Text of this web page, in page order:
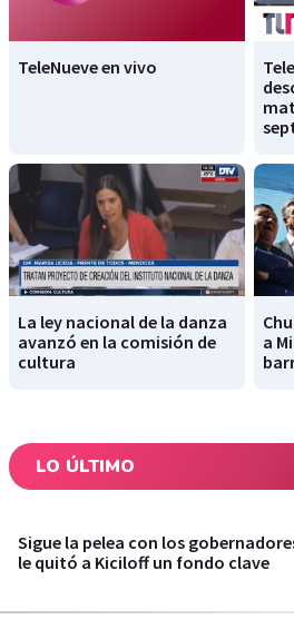
TeleNueve en vivo
La ley nacional de la danza
avanzó en la comisión de
cultura
a
LO ÚLTIMO
Sigue la pelea con los
le quitó a Kiciloff un fondo clave